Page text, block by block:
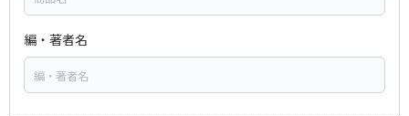
編・著者名